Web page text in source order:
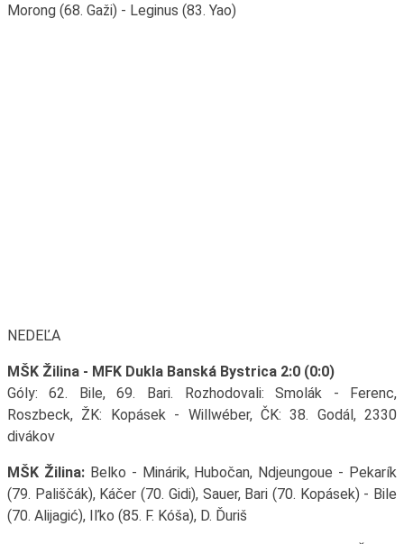
Morong (68. Gaži) - Leginus (83. Yao)
NEDEĽA
MŠK Žilina - MFK Dukla Banská Bystrica 2:0 (0:0)
Góly: 62. Bile, 69. Bari. Rozhodovali: Smolák - Ferenc,
Roszbeck, ŽK: Kopásek - Willwéber, ČK: 38. Godál, 2330
divákov
MŠK Žilina:Belko - Minárik, Hubočan, Ndjeungoue - Pekarík
(79. Pališčák), Káčer (70. Gidi), Sauer, Bari (70. Kopásek) - Bile
(70. Alijagić), Iľko (85. F. Kóša), D. Ďuriš